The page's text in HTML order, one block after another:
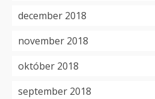
december 2018
november 2018
október 2018
september 2018